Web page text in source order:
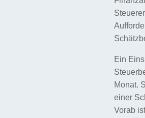
Ein
Monat.
einer
Vorab